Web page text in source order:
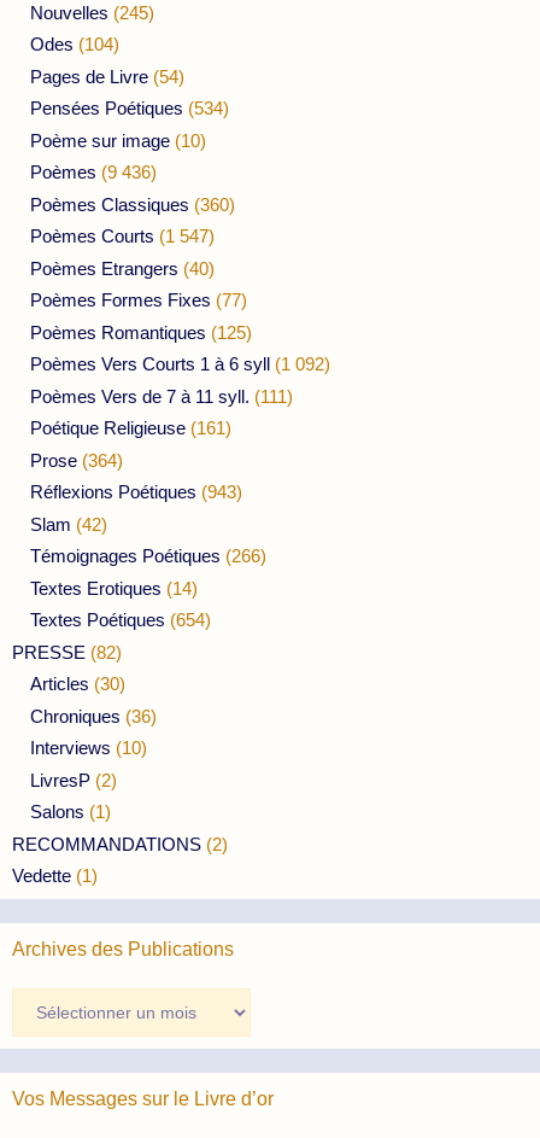
Nouvelles (245)
Odes (104)
Pages de Livre (54)
Pensées Poétiques (534)
Poème sur image (10)
Poèmes (9 436)
Poèmes Classiques (360)
Poèmes Courts (1 547)
Poèmes Etrangers (40)
Poèmes Formes Fixes (77)
Poèmes Romantiques (125)
Poèmes Vers Courts 1 à 6 syll (1 092)
Poèmes Vers de 7 à 11 syll. (111)
Poétique Religieuse (161)
Prose (364)
Réflexions Poétiques (943)
Slam (42)
Témoignages Poétiques (266)
Textes Erotiques (14)
Textes Poétiques (654)
PRESSE (82)
Articles (30)
Chroniques (36)
Interviews (10)
LivresP (2)
Salons (1)
RECOMMANDATIONS (2)
Vedette (1)
Archives des Publications
des
Publications
Vos Messages sur le Livre d’or